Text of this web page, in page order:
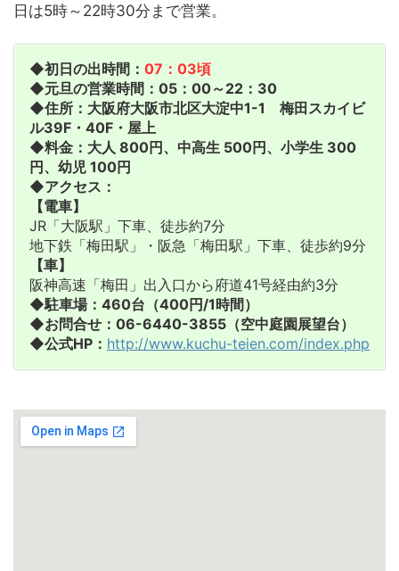
日は5時～22時30分まで営業。
◆初日の出時間： 07：03頃
◆元旦の営業時間：05：00～22：30
◆住所：大阪府大阪市北区大淀中1-1 梅田スカイビ
ル39F・40F・屋上
◆料金：大人 800円、中高生 500円、小学生 300
円、幼児 100円
◆アクセス：
【電車】
JR「大阪駅」下車、徒歩約7分
地下鉄「梅田駅」・阪急「梅田駅」下車、徒歩約9分
【車】
阪神高速「梅田」出入口から府道41号経由約3分
◆駐車場：460台（400円/1時間）
◆お問合せ：06-6440-3855（空中庭園展望台）
◆公式HP： http://www.kuchu-teien.com/index.php